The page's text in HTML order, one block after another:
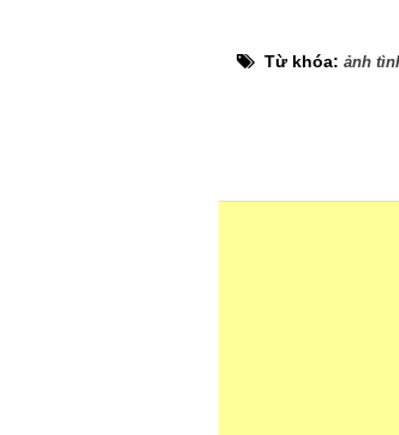
Từ khóa: ảnh